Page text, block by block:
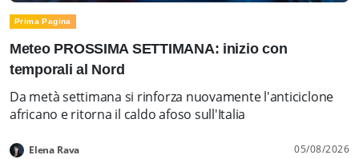
Prima Pagina
Meteo PROSSIMA SETTIMANA: inizio con
temporali al Nord
Da metà settimana si rinforza nuovamente l'anticiclone
africano e ritorna il caldo afoso sull'Italia
Elena Rava 05/08/2026